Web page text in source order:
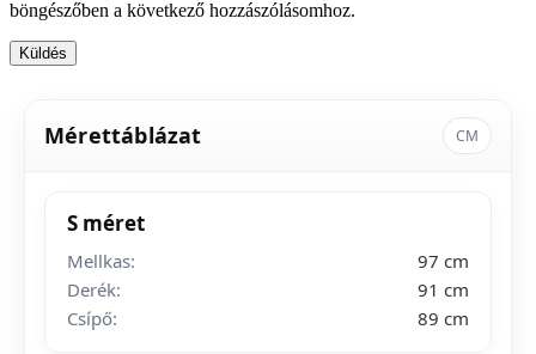
böngészőben a következő hozzászólásomhoz.
Mérettáblázat CM
S méret
Mellkas:
97 cm
Derék:
91 cm
Csípő:
89 cm